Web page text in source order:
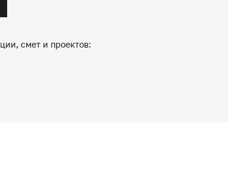
смет и проектов: